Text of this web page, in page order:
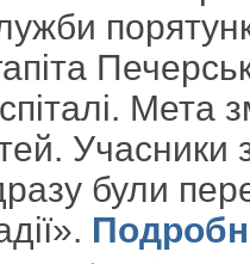
Мета
Учасники
були